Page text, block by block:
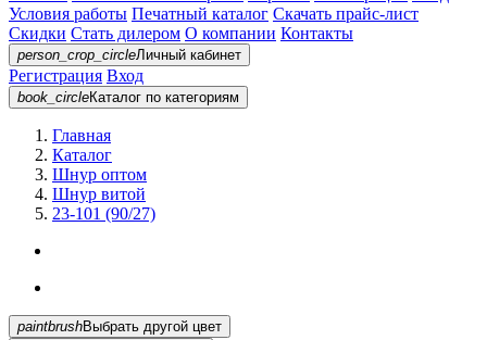
Условия работы Печатный каталог Скачать прайс-лист
Скидки Стать дилером О компании Контакты
person_crop_circleЛичный кабинет
Регистрация Вход
book_circleКаталог по категориям
Главная
Каталог
Шнур оптом
Шнур витой
23-101 (90/27)
paintbrush
Выбрать другой цвет